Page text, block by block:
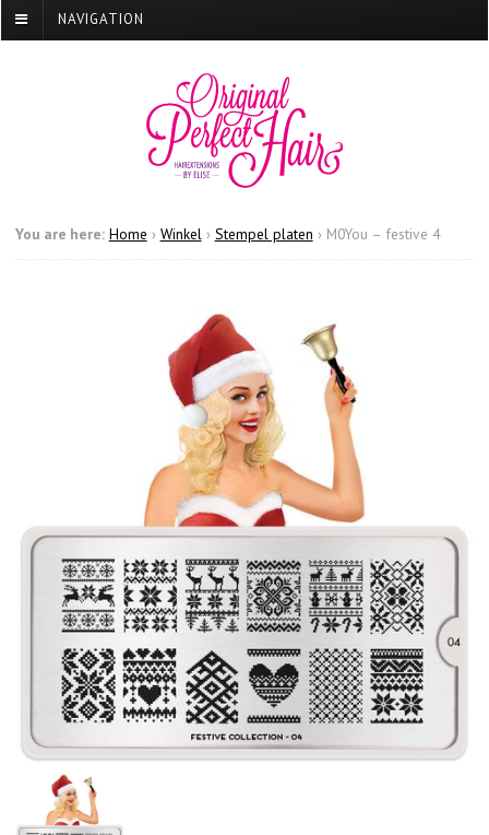
NAVIGATION
You are here: Home › Winkel › Stempel platen › M0You – festive 4